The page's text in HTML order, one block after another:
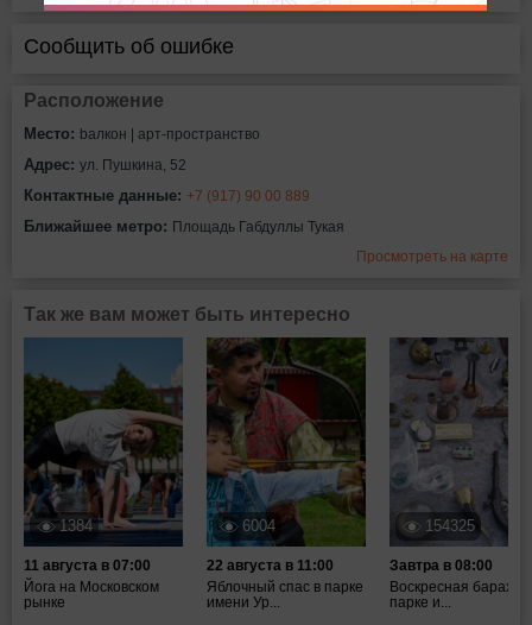
Сообщить об ошибке
Расположение
Место: bалкон | арт-пространство
Адрес: ул. Пушкина, 52
Контактные данные: +7 (917) 90 00 889
Ближайшее метро: Площадь Габдуллы Тукая
Просмотреть на карте
Так же вам может быть интересно
1384
11 августа в 07:00
Йога на Московском
рынке
6004
22 августа в 11:00
Яблочный спас в парке
имени Ур...
154325
Завтра в 08:00
Воскресная
парке и...